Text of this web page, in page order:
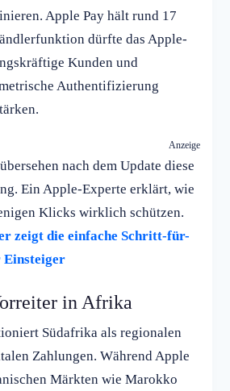
Apple Pay hält rund 17
dürfte das Apple-
Kunden und
Authentifizierung
Anzeige
nach dem Update diese
Ein Apple-Experte erklärt, wie
Klicks wirklich schützen.
zeigt die einfache Schritt-für-
in Afrika
Südafrika als regionalen
Zahlungen. Während Apple
Märkten wie Marokko